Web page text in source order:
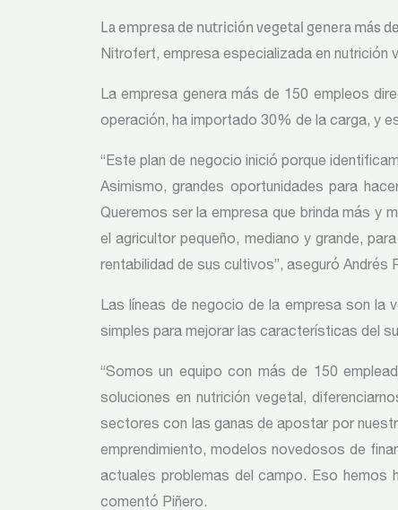
La empresa de nutrición vegetal genera más
Nitrofert, empresa especializada en nutrición
La empresa genera más de 150 empleos
operación, ha importado 30% de la carga, y
“Este plan de negocio inició porque
Asimismo, grandes oportunidades para
Queremos ser la empresa que brinda más y
el agricultor pequeño, mediano y grande,
rentabilidad de sus cultivos”, aseguró Andrés
Las líneas de negocio de la empresa son la
simples para mejorar las características del
“Somos un equipo con más de 150
soluciones en nutrición vegetal,
sectores con las ganas de apostar por
emprendimiento, modelos novedosos de
actuales problemas del campo. Eso
comentó Piñero.